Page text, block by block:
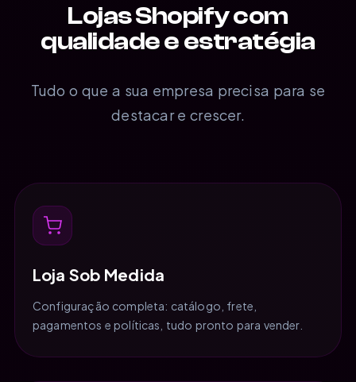
Lojas Shopify com
qualidade e estratégia
Tudo o que a sua empresa precisa para se
destacar e crescer.
Loja Sob Medida
Configuração completa: catálogo, frete,
pagamentos e políticas, tudo pronto para vender.